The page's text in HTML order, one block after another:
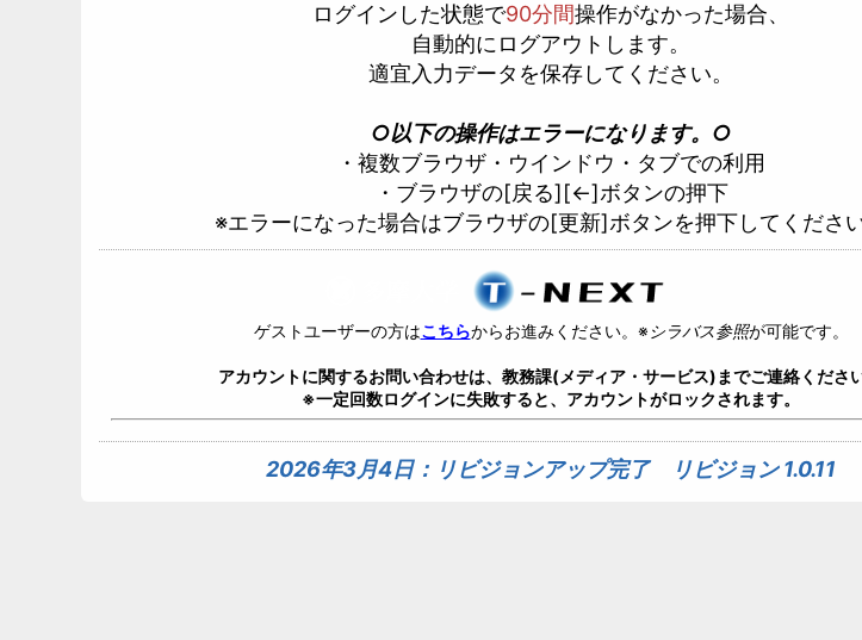
ログインした状態で90分間操作がなかった場合、
自動的にログアウトします。
適宜入力データを保存してください。
○以下の操作はエラーになります。○
・複数ブラウザ・ウインドウ・タブでの利用
・ブラウザの[戻る][←]ボタンの押下
※エラーになった場合はブラウザの[更新]ボタンを押下してください
ゲストユーザーの方はこちらからお進みください。※ シラバス参照が可能です。
アカウントに関するお問い合わせは、教務課(メディア・サービス)までご連絡ください
※一定回数ログインに失敗すると、アカウントがロックされます。
2026年3月4日：リビジョンアップ完了 リビジョン 1.0.11